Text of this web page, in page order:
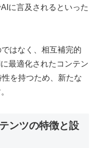
に言及されるといった
はなく、相互補完的
最適化されたコンテン
を持つため、新たな
ンツの特徴と設